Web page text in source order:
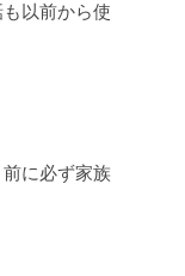
以前から使
に必ず家族